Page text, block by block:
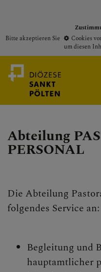
Bitte akzeptieren Sie
Cookies
um diesen
Medienportal
Bischof
Pfarren
Presse
Jobbörse
Abteilung
PERSONAL
Die Abteilung
folgendes Service an:
Begleitung und
hauptamtlicher